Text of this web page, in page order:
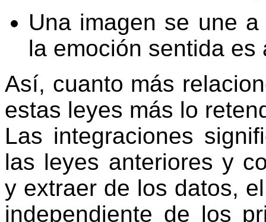
Una imagen se une
la emoción sentida
Así, cuanto más
estas leyes más lo
Las integraciones
las leyes anteriores y
y extraer de los datos,
independiente de los